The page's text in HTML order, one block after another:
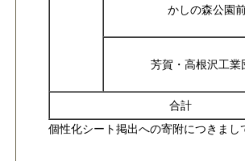
かしの森公園
芳賀・高根沢工業
合計
個性化シート掲出への寄附につきまし